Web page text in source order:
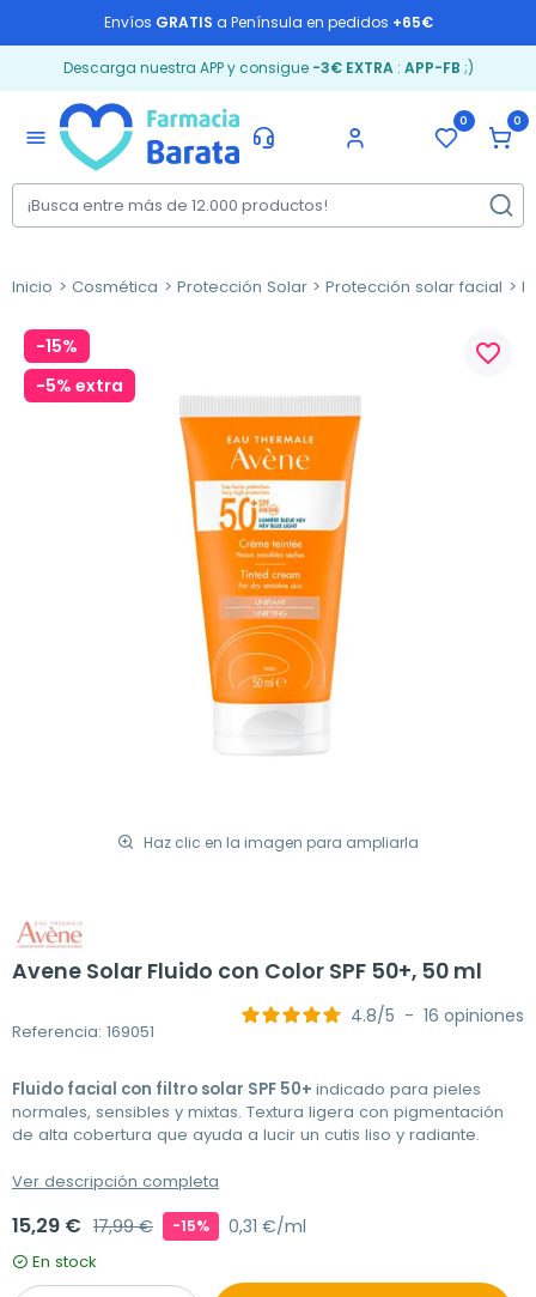
Envíos GRATIS a Península en pedidos +65€
Descarga nuestra APP y consigue -3€ EXTRA: APP-FB ;)
menu
0 0
Inicio Cosmética Protección Solar Protección solar facial
-15%
-5% extra
Haz clic en la imagen para ampliarla
favorite_border
Avene Solar Fluido con Color SPF 50+, 50 ml
Referencia: 169051
4.8/5 - 16 opiniones
Fluido facial con filtro solar SPF 50+ indicado para pieles
normales, sensibles y mixtas. Textura ligera con pigmentación
de alta cobertura que ayuda a lucir un cutis liso y radiante.
Ver descripción completa
15,29 € 17,99 € -15% 0,31 €/ml
En stock